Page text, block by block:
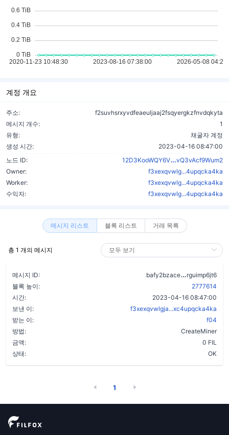
계정 개요
주소:
f2suvhsrxyvdfeaeuljaaj2fsqyergkzfnvdqkyta
메시지 개수:
1
유형:
채굴자 계정
생성 시간:
2023-04-16 08:47:00
노드 ID:
12D3KooWQY6V
vQ3vAcf9Wum2
Owner:
f3xexqvwlg...4upqcka4ka
Worker:
f3xexqvwlg...4upqcka4ka
수익자:
f3xexqvwlg...4upqcka4ka
메시지 리스트 블록 리스트 거래 목록
총 1 개의 메시지
메시지 ID: bafy2bzace
rguimp6jt6
블록 높이:
2777614
시간:
2023-04-16 08:47:00
보낸 이:
f3xexqvwlgja...xc4upqcka4ka
받는 이:
f04
방법:
CreateMiner
금액:
0 FIL
상태:
OK
1